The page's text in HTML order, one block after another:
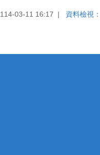
114-03-11 16:17 資料檢視：